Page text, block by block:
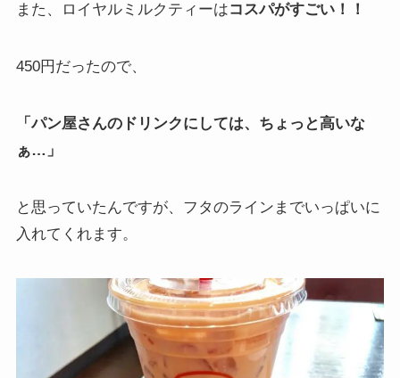
また、ロイヤルミルクティーはコスパがすごい！！
450円だったので、
「パン屋さんのドリンクにしては、ちょっと高いな
ぁ…」
と思っていたんですが、フタのラインまでいっぱいに
入れてくれます。